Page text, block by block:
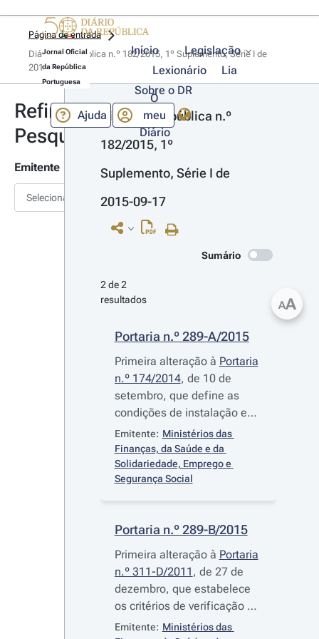
Jornal Oficial
da República
Portuguesa
Início
Legislação
Lexionário
Lia
Sobre o DR
Ajuda
O
meu
Diário
Página de entrada
Diário da República n.º 182/2015, 1º Suplemento, Série I de
2015-09-17
Refinar
Pesquisa
Emitente
Selecionar
Diário da República n.º
182/2015, 1º
Suplemento, Série I de
2015-09-17
Sumário
2 de 2
resultados
Portaria n.º 289-A/2015
Primeira alteração à Portaria
n.º 174/2014, de 10 de
setembro, que define as
condições de instalação e
funcionamento a que devem
obedecer as unidades de
internamento e de
ambulatório e as condições
as equipas de cuidados
continuados integrados da
Rede Nacional de Cuidados
Continuados Integrados, e
terceira alteração àPortaria
setembro, que fixa os
Emitente: Ministérios das
Finanças, da Saúde e da
Solidariedade, Emprego e
Segurança Social
Portaria n.º 289-B/2015
Primeira alteração à Portaria
n.º 311-D/2011 , de 27 de
dezembro, que estabelece
os critérios de verificação da
condição de insuficiência
Emitente: Ministérios das
AA